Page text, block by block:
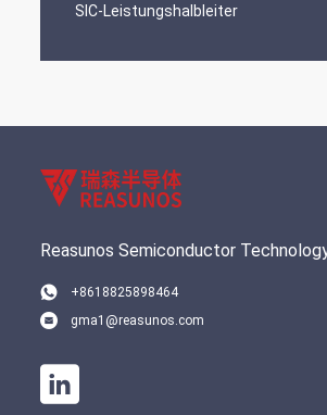
SIC-Leistungshalbleiter
Reasunos Semiconductor
+8618825898464
gma1@reasunos.com